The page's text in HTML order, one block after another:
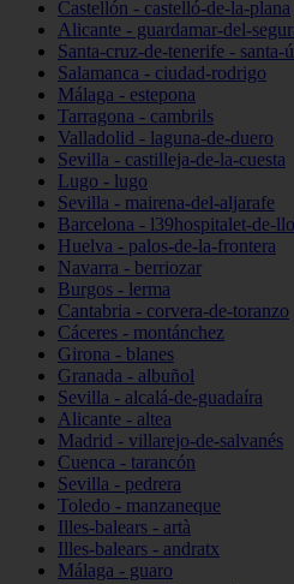
Castellón - castelló-de-la-plana
Alicante - guardamar-del-
Santa-cruz-de-tenerife - santa-
Salamanca - ciudad-rodrigo
Málaga - estepona
Tarragona - cambrils
Valladolid - laguna-de-duero
Sevilla - castilleja-de-la-cuesta
Lugo - lugo
Sevilla - mairena-del-aljarafe
Barcelona - l39hospitalet-de-
Huelva - palos-de-la-frontera
Navarra - berriozar
Burgos - lerma
Cantabria - corvera-de-toranzo
Cáceres - montánchez
Girona - blanes
Granada - albuñol
Sevilla - alcalá-de-guadaíra
Alicante - altea
Madrid - villarejo-de-salvanés
Cuenca - tarancón
Sevilla - pedrera
Toledo - manzaneque
Illes-balears - artà
Illes-balears - andratx
Málaga - guaro